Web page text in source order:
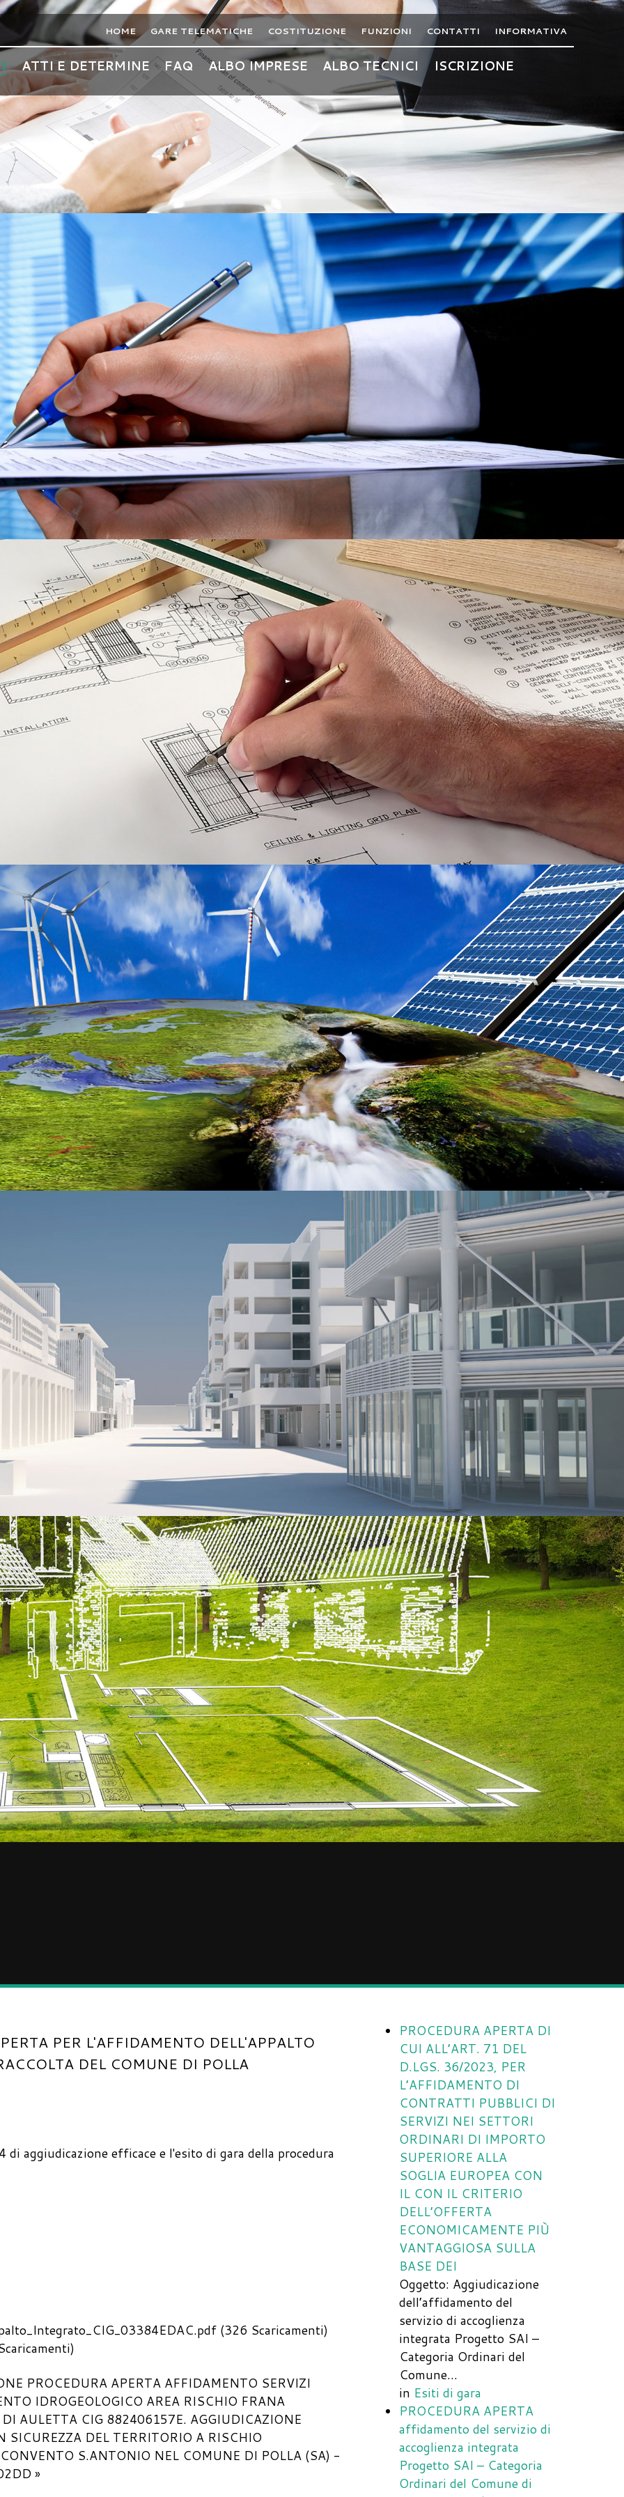
HOME GARE TELEMATICHE COSTITUZIONE FUNZIONI CONTATTI INFORMATIVA
ATTI E DETERMINE FAQ ALBO IMPRESE ALBO TECNICI ISCRIZIONE
PER L'AFFIDAMENTO DELL'APPALTO
DEL COMUNE DI POLLA
aggiudicazione efficace e l'esito di gara della procedura
(326 Scaricamenti)
PROCEDURA APERTA AFFIDAMENTO SERVIZI
IDROGEOLOGICO AREA RISCHIO FRANA
AULETTA CIG 882406157E. AGGIUDICAZIONE
SICUREZZA DEL TERRITORIO A RISCHIO
S.ANTONIO NEL COMUNE DI POLLA (SA) -
»
PROCEDURA APERTA DI
CUI ALL’ART. 71 DEL
D.LGS. 36/2023, PER
L’AFFIDAMENTO DI
CONTRATTI PUBBLICI DI
SERVIZI NEI SETTORI
ORDINARI DI IMPORTO
SUPERIORE ALLA
SOGLIA EUROPEA CON
IL CON IL CRITERIO
DELL’OFFERTA
ECONOMICAMENTE PIÙ
VANTAGGIOSA SULLA
BASE DEI
Oggetto: Aggiudicazione
dell’affidamento del
servizio di accoglienza
integrata Progetto SAI –
Categoria Ordinari del
Comune…
in Esiti di gara
PROCEDURA APERTA
affidamento del servizio di
accoglienza integrata
Progetto SAI – Categoria
Ordinari del Comune di